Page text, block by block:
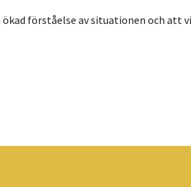
förståelse av situationen och att